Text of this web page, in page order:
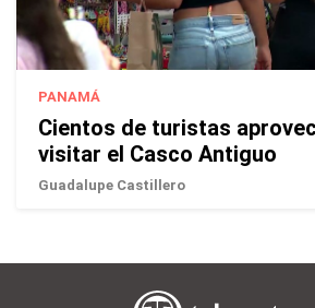
PANAMÁ
Cientos de turistas
visitar el Casco Antiguo
Guadalupe Castillero